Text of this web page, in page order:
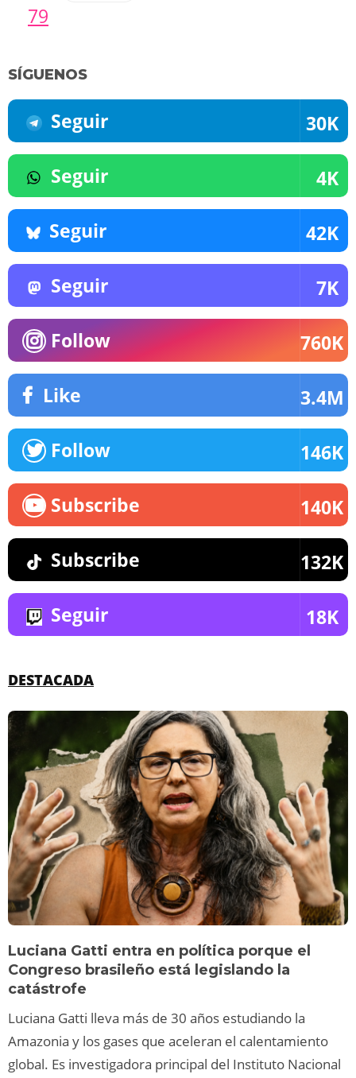
79
SÍGUENOS
Seguir 30K
Seguir 4K
Seguir 42K
Seguir 7K
Follow 760K
Like 3.4M
Follow 146K
Subscribe 140K
Subscribe 132K
Seguir 18K
DESTACADA
Luciana Gatti entra en política porque el
Congreso brasileño está legislando la
catástrofe
Luciana Gatti lleva más de 30 años estudiando la
Amazonia y los gases que aceleran el calentamiento
global. Es investigadora principal del Instituto Nacional